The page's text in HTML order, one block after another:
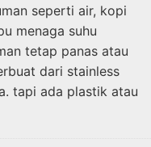
seperti air, kopi
menaga suhu
tetap panas atau
dari stainless
tapi ada plastik atau